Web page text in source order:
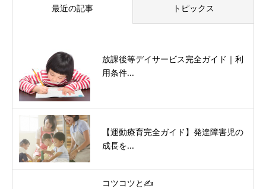
最近の記事 トピックス
放課後等デイサービス完全ガイド｜利
用条件...
【運動療育完全ガイド】発達障害児の
成長を...
コツコツと✍